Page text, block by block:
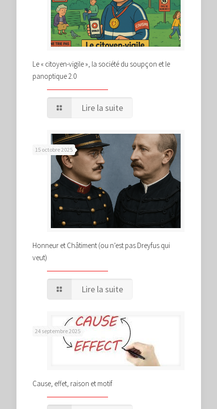
Le « citoyen-vigile », la société du soupçon et le
panoptique 2.0
Lire la suite
15 octobre 2025
Honneur et Châtiment (ou n’est pas Dreyfus qui
veut)
Lire la suite
24 septembre 2025
Cause, effet, raison et motif